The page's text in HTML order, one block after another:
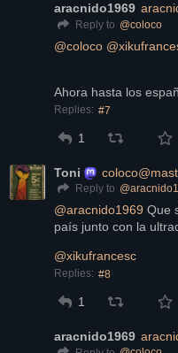
aracnido1969
Reply to @coloco
@coloco @
Ahora hasta los
Replies: #7
1
Toni
Reply to @
@aracnido1969 Que
país junto con la
@xikufrancesc
Replies: #8
1
aracnido1969